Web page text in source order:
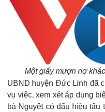
Một giấy mượn nợ
UBND huyện Đức Linh đã
vụ việc, xem xét áp dụng
bà Nguyệt có dấu hiệu tẩu